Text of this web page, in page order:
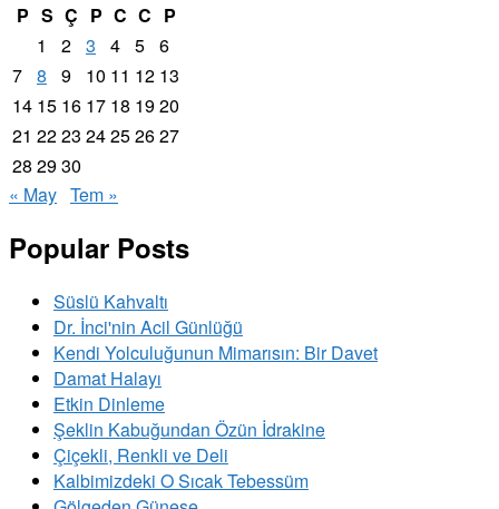
P S Ç P C C P
1
2 3 4 5 6
7 8 9 10 11 12 13
14 15 16 17 18 1920
21 2223 24252627
28 2930
« May Tem »
Popular Posts
Süslü Kahvaltı
Dr. İnci'nin Acil Günlüğü
Kendi Yolculuğunun Mimarısın: Bir Davet
Damat Halayı
Etkin Dinleme
Şeklin Kabuğundan Özün İdrakine
Çiçekli, Renkli ve Deli
Kalbimizdeki O Sıcak Tebessüm